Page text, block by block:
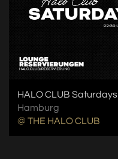
HALO CLUB Saturdays
Hamburg
@ THE HALO CLUB